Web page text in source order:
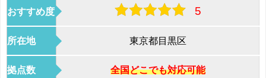
おすすめ度 5
所在地 東京都目黒区
拠点数 全国どこでも対応可能